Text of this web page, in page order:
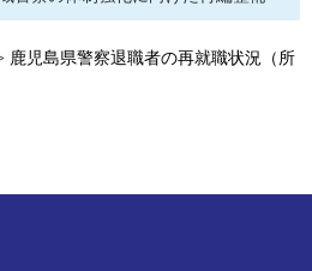
鹿児島県警察退職者の再就職状況（所